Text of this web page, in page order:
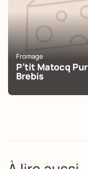
Fromage
P’tit Matocq Pur
Brebis